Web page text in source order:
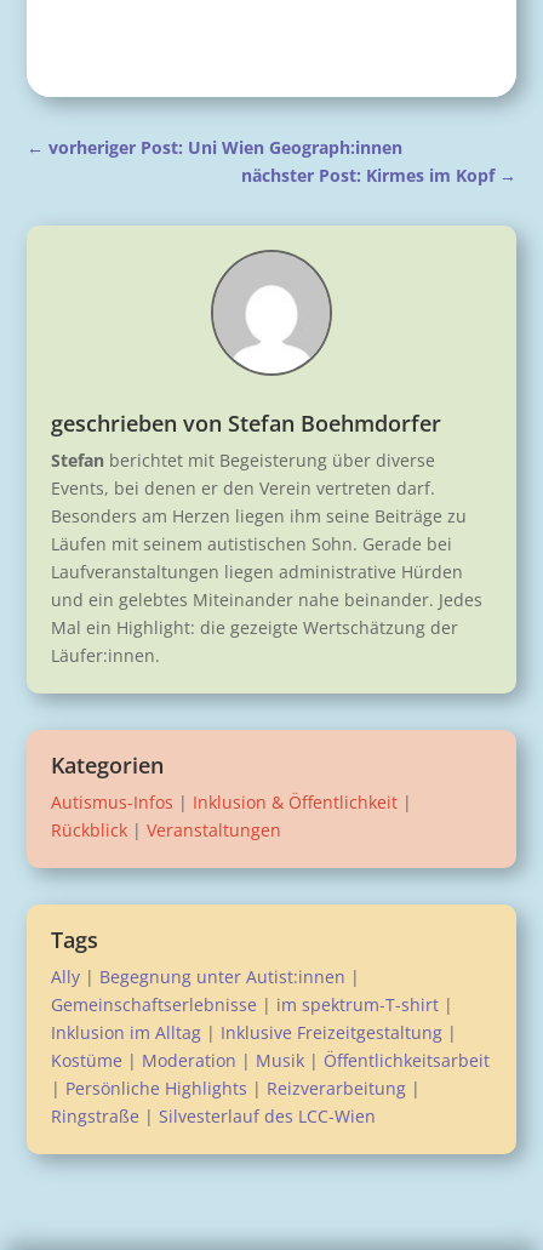
←vorheriger Post: Uni Wien Geograph:innen
nächster Post: Kirmes im Kopf→
geschrieben von Stefan Boehmdorfer
Stefan berichtet mit Begeisterung über diverse
Events, bei denen er den Verein vertreten darf.
Besonders am Herzen liegen ihm seine Beiträge zu
Läufen mit seinem autistischen Sohn. Gerade bei
Laufveranstaltungen liegen administrative Hürden
und ein gelebtes Miteinander nahe beinander. Jedes
Mal ein Highlight: die gezeigte Wertschätzung der
Läufer:innen.
Kategorien
Autismus-Infos | Inklusion & Öffentlichkeit |
Rückblick |Veranstaltungen
Tags
Ally | Begegnung unter Autist:innen |
Gemeinschaftserlebnisse | im spektrum-T-shirt |
Inklusion im Alltag | Inklusive Freizeitgestaltung |
Kostüme | Moderation | Musik | Öffentlichkeitsarbeit
| Persönliche Highlights | Reizverarbeitung |
Ringstraße |Silvesterlauf des LCC-Wien